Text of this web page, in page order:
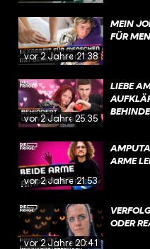
vor 2 Jahren21:38
MEIN
FÜR
vor 2 Jahren25:35
LIEBE
vor 2 Jahren21:53
ARME
vor 2 Jahren20:41
ODER